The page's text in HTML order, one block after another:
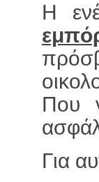
Η
Που
Για